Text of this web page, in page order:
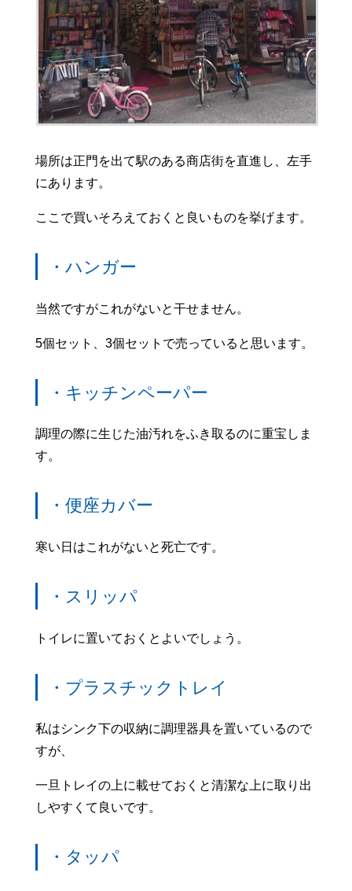
場所は正門を出て駅のある商店街を直進し、左手
にあります。
ここで買いそろえておくと良いものを挙げます。
・ハンガー
当然ですがこれがないと干せません。
5個セット、3個セットで売っていると思います。
・キッチンペーパー
調理の際に生じた油汚れをふき取るのに重宝しま
す。
・便座カバー
寒い日はこれがないと死亡です。
・スリッパ
トイレに置いておくとよいでしょう。
・プラスチックトレイ
私はシンク下の収納に調理器具を置いているので
すが、
一旦トレイの上に載せておくと清潔な上に取り出
しやすくて良いです。
・タッパ